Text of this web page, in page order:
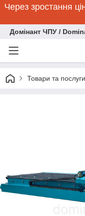
Через зростання
Домінант ЧПУ /
Товари та послуги